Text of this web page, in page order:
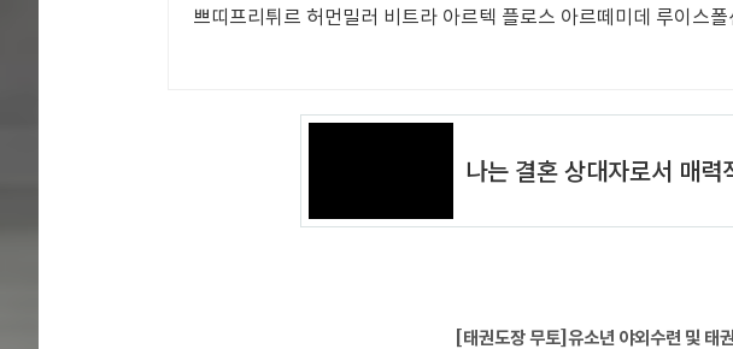
쁘띠프리튀르 허먼밀러 비트라 아르텍 플로스 아르떼미데 루이스
[태권도장 무토]유소년 야외수련 및 태